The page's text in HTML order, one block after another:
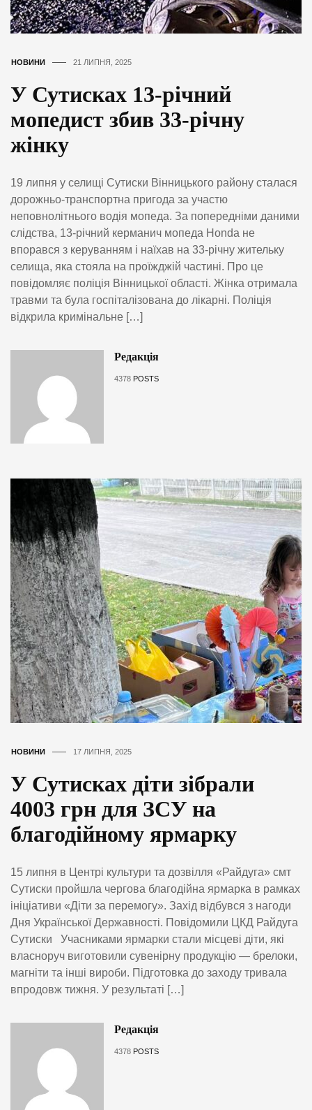
НОВИНИ 21 ЛИПНЯ, 2025
У Сутисках 13-річний
мопедист збив 33-річну
жінку
19 липня у селищі Сутиски Вінницького району сталася
дорожньо-транспортна пригода за участю
неповнолітнього водія мопеда. За попередніми даними
слідства, 13-річний керманич мопеда Honda не
впорався з керуванням і наїхав на 33-річну жительку
селища, яка стояла на проїжджій частині. Про це
повідомляє поліція Вінницької області. Жінка отримала
травми та була госпіталізована до лікарні. Поліція
відкрила кримінальне […]
Редакція
4378 POSTS
НОВИНИ 17 ЛИПНЯ, 2025
У Сутисках діти зібрали
4003 грн для ЗСУ на
благодійному ярмарку
15 липня в Центрі культури та дозвілля «Райдуга» смт
Сутиски пройшла чергова благодійна ярмарка в рамках
ініціативи «Діти за перемогу». Захід відбувся з нагоди
Дня Української Державності. Повідомили ЦКД Райдуга
Сутиски Учасниками ярмарки стали місцеві діти, які
власноруч виготовили сувенірну продукцію — брелоки,
магніти та інші вироби. Підготовка до заходу тривала
впродовж тижня. У результаті […]
Редакція
4378 POSTS